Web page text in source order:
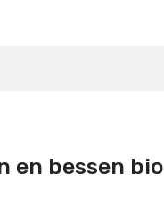
en bessen bio